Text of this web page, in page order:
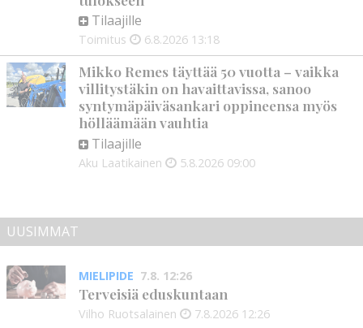
Tilaajille
Toimitus 6.8.2026 13:18
Mikko Remes täyttää 50 vuotta – vaikka
villitystäkin on havaittavissa, sanoo
syntymäpäiväsankari oppineensa myös
hölläämään vauhtia
Tilaajille
Aku Laatikainen 5.8.2026 09:00
UUSIMMAT
MIELIPIDE 7.8. 12:26
Terveisiä eduskuntaan
Vilho Ruotsalainen 7.8.2026 12:26